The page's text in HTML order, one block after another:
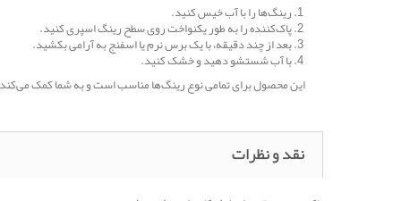
رینگ‌ها را با آب خیس کنید.
پاک‌کننده را به طور یکنواخت روی سطح رینگ اسپری کنید.
بعد از چند دقیقه، با یک برس نرم یا اسفنج به آرامی بکشید.
با آب شستشو دهید و خشک کنید.
این محصول برای تمامی نوع رینگ‌ها مناسب است و به شما کمک
نقد و نظرات